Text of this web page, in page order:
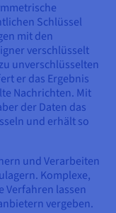
Schlüssel
mit den
verschlüsselt
unverschlüsselten
er das Ergebnis
Nachrichten. Mit
der Daten das
und erhält so
und Verarbeiten
Komplexe,
lassen
vergeben.